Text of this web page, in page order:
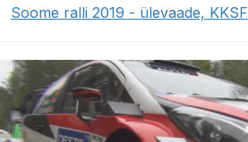
Soome ralli 2019 - ülevaade, KKSF